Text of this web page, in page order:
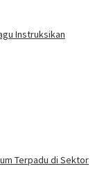
Instruksikan
Terpadu di Sektor